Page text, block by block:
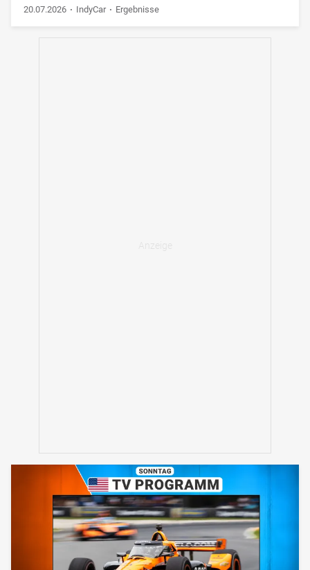
20.07.2026 IndyCar Ergebnisse